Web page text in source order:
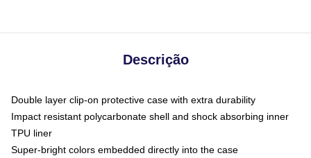
Descrição
Double layer clip-on protective case with extra durability
Impact resistant polycarbonate shell and shock absorbing inner
TPU liner
Super-bright colors embedded directly into the case